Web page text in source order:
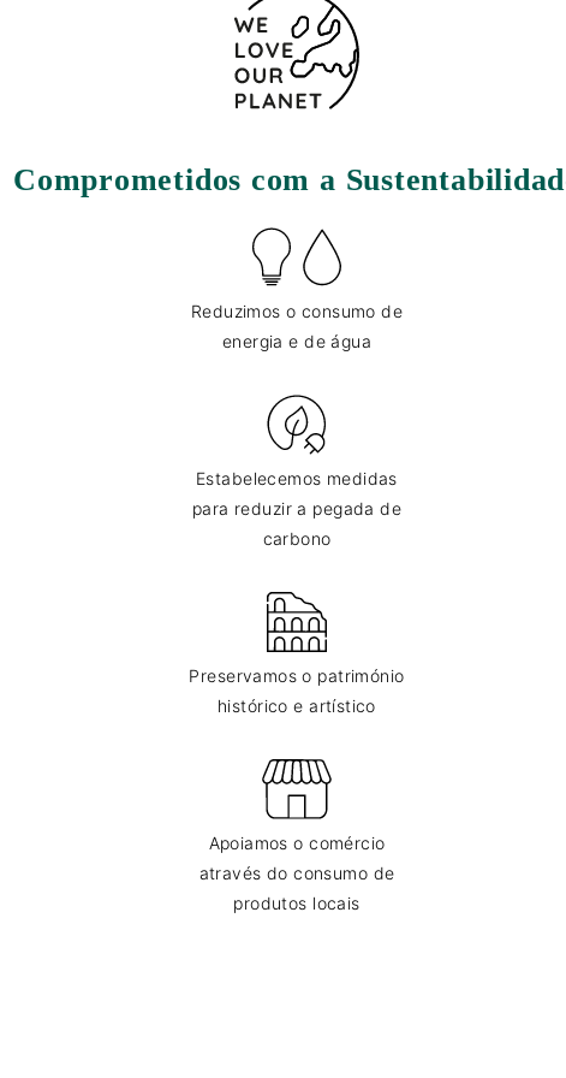
Comprometidos com a
Reduzimos o consumo de
energia e de água
Estabelecemos medidas
para reduzir a pegada de
carbono
Preservamos o património
histórico e artístico
Apoiamos o comércio
através do consumo de
produtos locais